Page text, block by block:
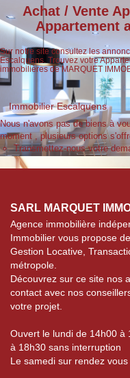
Achat / Vente
Appartement
Sur notre site consultez les
Escalquens. Trouvez votre
immobilières de MARQUET
Immobilier Escalquens
Nous n'avons pas de biens à
moment , plusieurs options
Transmettez-nous votre
SARL MARQUET
Agence immobilière
Immobilier vous propose
Gestion Locative,
métropole.
Découvrez sur ce site nos
contact avec nos
votre projet.
Ouvert le lundi de 14h00 à
à 18h30 sans interruption
Le samedi sur rendez vous